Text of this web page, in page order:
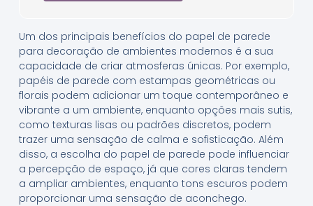
Um dos principais benefícios do papel de parede
para decoração de ambientes modernos é a sua
capacidade de criar atmosferas únicas. Por exemplo,
papéis de parede com estampas geométricas ou
florais podem adicionar um toque contemporâneo e
vibrante a um ambiente, enquanto opções mais sutis,
como texturas lisas ou padrões discretos, podem
trazer uma sensação de calma e sofisticação. Além
disso, a escolha do papel de parede pode influenciar
a percepção de espaço, já que cores claras tendem
a ampliar ambientes, enquanto tons escuros podem
proporcionar uma sensação de aconchego.